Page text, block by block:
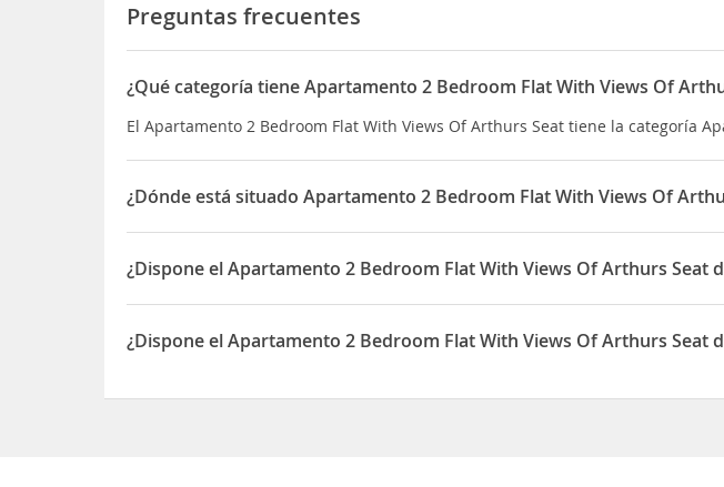
Preguntas frecuentes
¿Qué categoría tiene Apartamento 2 Bedroom Flat With Views Of
El Apartamento 2 Bedroom Flat With Views Of Arthurs Seat tiene la categoría
¿Dónde está situado Apartamento 2 Bedroom Flat With Views Of
El Apartamento 2 Bedroom Flat With Views Of Arthurs Seat está situado en
¿Dispone el Apartamento 2 Bedroom Flat With Views Of Arthurs Seat
Sí, el Apartamento 2 Bedroom Flat With Views Of Arthurs Seat dispone de
¿Dispone el Apartamento 2 Bedroom Flat With Views Of Arthurs Seat